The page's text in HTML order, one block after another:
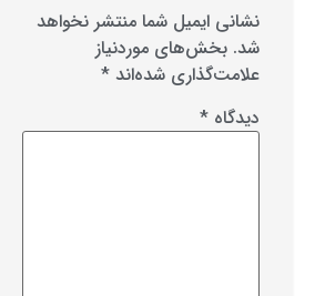
نشانی ایمیل شما منتشر نخواهد
شد. بخش‌های موردنیاز
علامت‌گذاری شده‌اند *
دیدگاه *